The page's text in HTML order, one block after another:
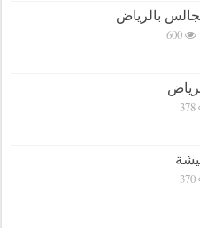
بالرياض
600
378
370